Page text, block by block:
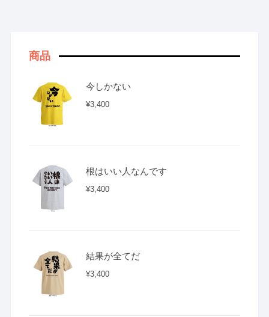
商品
今しかない
¥3,400
根はいい人なんです
¥3,400
結果が全てだ
¥3,400